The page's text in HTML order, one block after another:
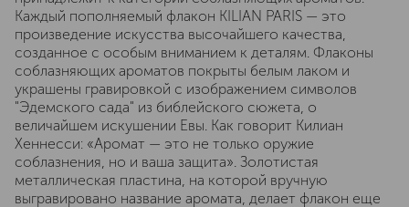
Каждый пополняемый флакон KILIAN PARIS — это
произведение искусства высочайшего качества,
созданное с особым вниманием к деталям. Флаконы
соблазняющих ароматов покрыты белым лаком и
украшены гравировкой с изображением символов
"Эдемского сада" из библейского сюжета, о
величайшем искушении Евы. Как говорит Килиан
Хеннесси: «Аромат — это не только оружие
соблазнения, но и ваша защита». Золотистая
металлическая пластина, на которой вручную
выгравировано название аромата, делает флакон еще